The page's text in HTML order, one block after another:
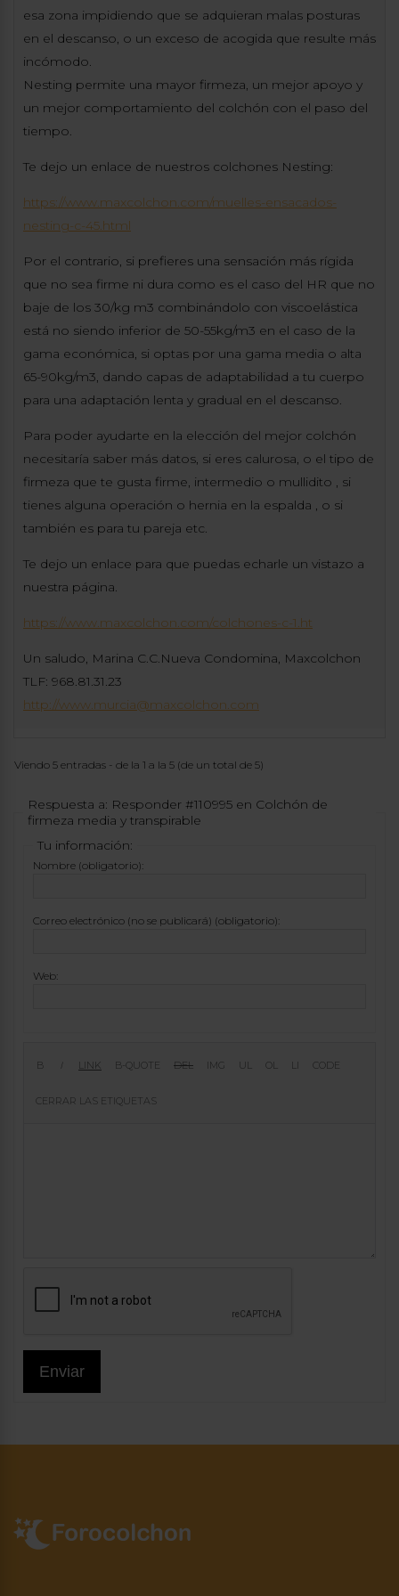
esa zona impidiendo que se adquieran malas posturas
en el descanso, o un exceso de acogida que resulte más
incómodo.
Nesting permite una mayor firmeza, un mejor apoyo y
un mejor comportamiento del colchón con el paso del
tiempo.
Te dejo un enlace de nuestros colchones Nesting:
https://www.maxcolchon.com/muelles-ensacados-
nesting-c-45.html
Por el contrario, si prefieres una sensación más rígida
que no sea firme ni dura como es el caso del HR que no
baje de los 30/kg m3 combinándolo con viscoelástica
está no siendo inferior de 50-55kg/m3 en el caso de la
gama económica, si optas por una gama media o alta
65-90kg/m3, dando capas de adaptabilidad a tu cuerpo
para una adaptación lenta y gradual en el descanso.
Para poder ayudarte en la elección del mejor colchón
necesitaría saber más datos, si eres calurosa, o el tipo de
firmeza que te gusta firme, intermedio o mullidito , si
tienes alguna operación o hernia en la espalda , o si
también es para tu pareja etc.
Te dejo un enlace para que puedas echarle un vistazo a
nuestra página.
https://www.maxcolchon.com/colchones-c-1.ht
Un saludo, Marina C.C.Nueva Condomina, Maxcolchon
TLF: 968.81.31.23
http://www.murcia@maxcolchon.com
Viendo 5 entradas - de la 1 a la 5 (de un total de 5)
Respuesta a: Responder #110995 en Colchón de
firmeza media y transpirable
Tu información:
Nombre (obligatorio):
Correo electrónico (no se publicará) (obligatorio):
Web:
Enviar